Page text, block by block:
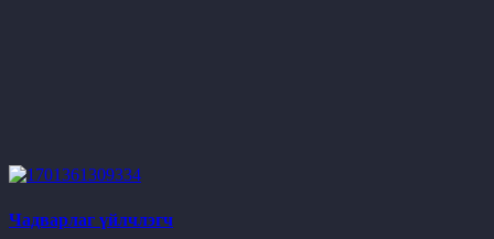
Чадварлаг үйлчлэгч